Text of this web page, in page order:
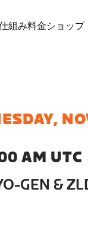
組み料金ショップ
AM UTC
GEN &